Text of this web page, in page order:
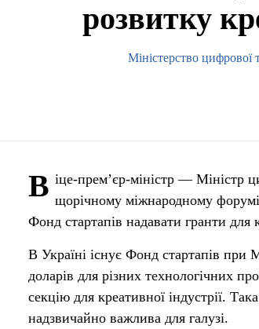
розвитку
Міністерство цифрової
В іце-прем’єр-міністр — Міністр
щорічному міжнародному
Фонд стартапів надавати гранти для
В Україні існує Фонд стартапів при
доларів для різних технологічних
секцію для креативної індустрії.
надзвичайно важлива для галузі.